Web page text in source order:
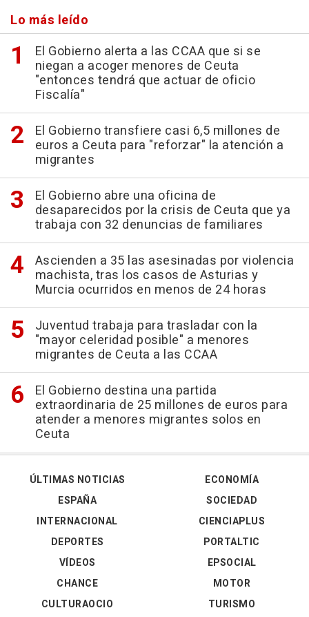
Lo más leído
El Gobierno alerta a las CCAA que si se
niegan a acoger menores de Ceuta
"entonces tendrá que actuar de oficio
Fiscalía"
El Gobierno transfiere casi 6,5 millones de
euros a Ceuta para "reforzar" la atención a
migrantes
El Gobierno abre una oficina de
desaparecidos por la crisis de Ceuta que ya
trabaja con 32 denuncias de familiares
Ascienden a 35 las asesinadas por violencia
machista, tras los casos de Asturias y
Murcia ocurridos en menos de 24 horas
Juventud trabaja para trasladar con la
"mayor celeridad posible" a menores
migrantes de Ceuta a las CCAA
El Gobierno destina una partida
extraordinaria de 25 millones de euros para
atender a menores migrantes solos en
Ceuta
ÚLTIMAS NOTICIAS
ESPAÑA
INTERNACIONAL
DEPORTES
VÍDEOS
ECONOMÍA
SOCIEDAD
CIENCIAPLUS
PORTALTIC
EPSOCIAL
CHANCE
CULTURAOCIO
MOTOR
TURISMO